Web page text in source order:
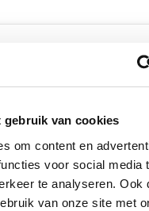
gebruik van cookies
om content en
voor social media
te analyseren. Ook
van onze site met
frontvoering.